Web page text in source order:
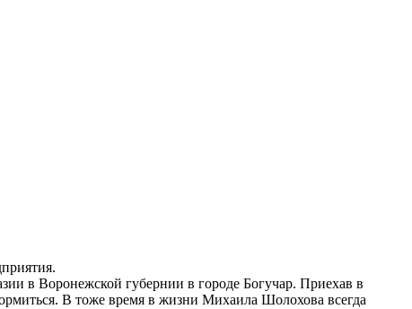
в Воронежской губернии в городе Богучар. Приехав в
В тоже время в жизни Михаила Шолохова всегда